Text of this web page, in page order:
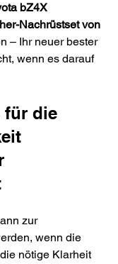
bZ4X
Nachrüstset von
– Ihr neuer bester
wenn es darauf
für die
zur
wenn die
nötige Klarheit